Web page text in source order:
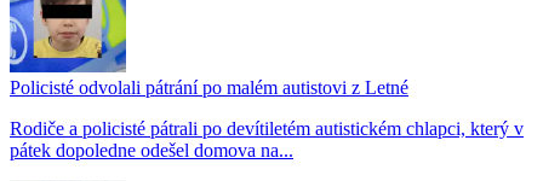
Policisté odvolali pátrání po malém autistovi z Letné
Rodiče a policisté pátrali po devítiletém autistickém chlapci, který v
pátek dopoledne odešel domova na...